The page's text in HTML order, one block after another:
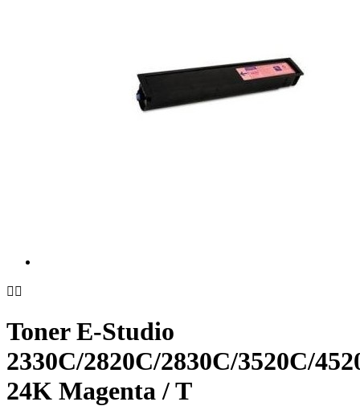
 
Toner E-Studio
2330C/2820C/2830C/3520C/
24K Magenta / T